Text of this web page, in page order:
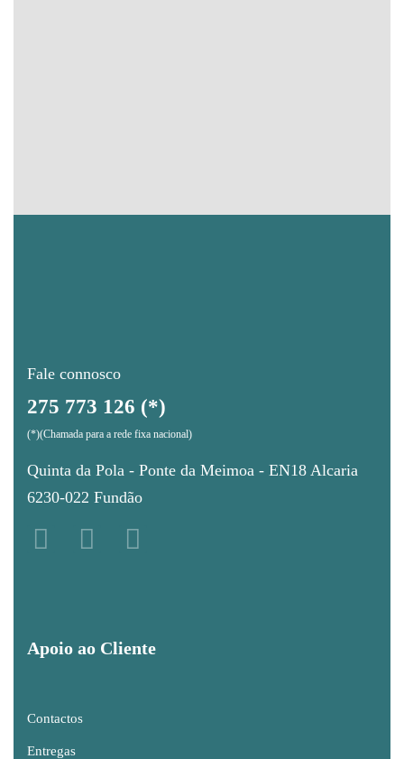
Fale connosco
275 773 126 (*)
(*)(Chamada para a rede fixa nacional)
Quinta da Pola - Ponte da Meimoa - EN18 Alcaria
6230-022 Fundão
Apoio ao Cliente
Contactos
Entregas